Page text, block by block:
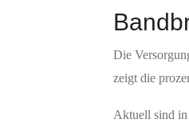
Die
zeigt die
Aktuell sind in